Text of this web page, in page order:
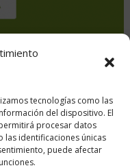
tecnologías como las
del dispositivo. El
procesar datos
identificaciones únicas
puede afectar